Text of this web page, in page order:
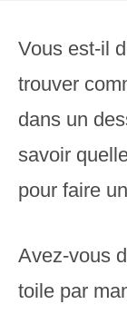
Vous est-il
trouver
dans un
savoir
pour faire
Avez-vous
toile par